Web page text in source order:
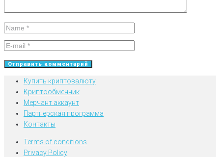
Купить криптовалюту
Криптообменник
Мерчант аккаунт
Партнерская программа
Контакты
Terms of conditions
Privacy Policy